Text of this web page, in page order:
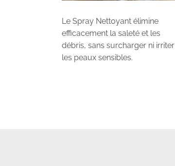
Le Spray Nettoyant élimine
efficacement la saleté et les
débris, sans surcharger ni irriter
les peaux sensibles.